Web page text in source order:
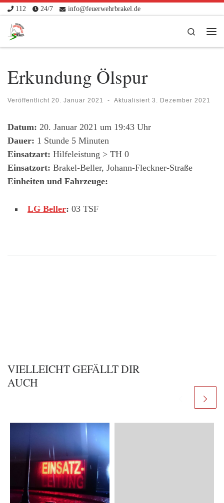
Zum Inhalt springen
112 24/7 info@feuerwehrbrakel.de
Search
Erkundung Ölspur
Veröffentlicht 20. Januar 2021 - Aktualisiert 3. Dezember 2021
Datum: 20. Januar 2021 um 19:43 Uhr
Dauer: 1 Stunde 5 Minuten
Einsatzart: Hilfeleistung > TH 0
Einsatzort: Brakel-Beller, Johann-Fleckner-Straße
Einheiten und Fahrzeuge:
LG Beller: 03 TSF
VIELLEICHT GEFÄLLT DIR
AUCH